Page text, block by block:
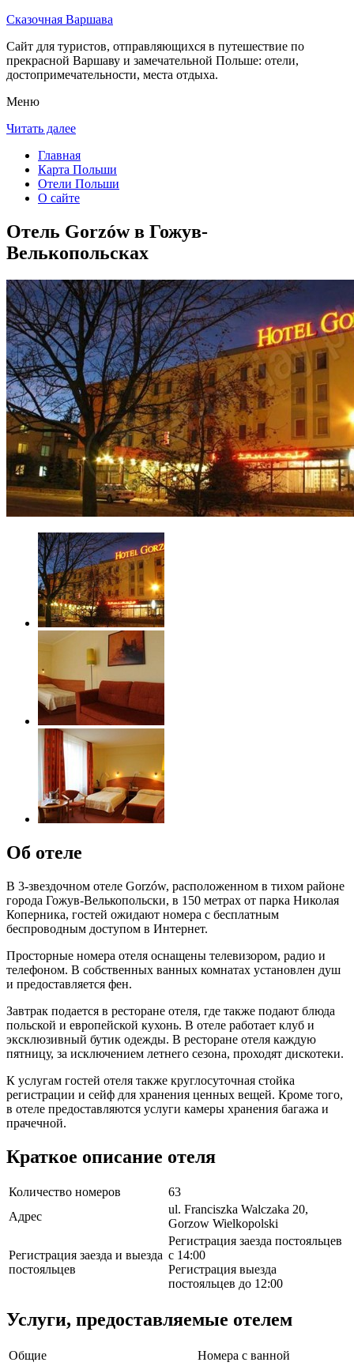
Сказочная Варшава
Сайт для туристов, отправляющихся в путешествие по
прекрасной Варшаву и замечательной Польше: отели,
достопримечательности, места отдыха.
Меню
Читать далее
Главная
Карта Польши
Отели Польши
О сайте
Отель Gorzów в Гожув-
Велькопольсках
Об отеле
В 3-звездочном отеле Gorzów, расположенном в тихом районе
города Гожув-Велькопольски, в 150 метрах от парка Николая
Коперника, гостей ожидают номера с бесплатным
беспроводным доступом в Интернет.
Просторные номера отеля оснащены телевизором, радио и
телефоном. В собственных ванных комнатах установлен душ
и предоставляется фен.
Завтрак подается в ресторане отеля, где также подают блюда
польской и европейской кухонь. В отеле работает клуб и
эксклюзивный бутик одежды. В ресторане отеля каждую
пятницу, за исключением летнего сезона, проходят дискотеки.
К услугам гостей отеля также круглосуточная стойка
регистрации и сейф для хранения ценных вещей. Кроме того,
в отеле предоставляются услуги камеры хранения багажа и
прачечной.
Краткое описание отеля
Количество номеров
63
Адрес
ul. Franciszka Walczaka 20,
Gorzow Wielkopolski
Регистрация заезда и выезда
постояльцев
Регистрация заезда постояльцев
с 14:00
Регистрация выезда
постояльцев до 12:00
Услуги, предоставляемые отелем
Общие Номера с ванной